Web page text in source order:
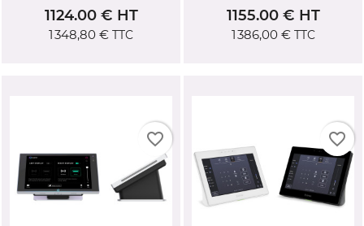
1124.00 € HT
1 348,80 € TTC
1155.00 € HT
1 386,00 €TTC
favorite_border favorite_border